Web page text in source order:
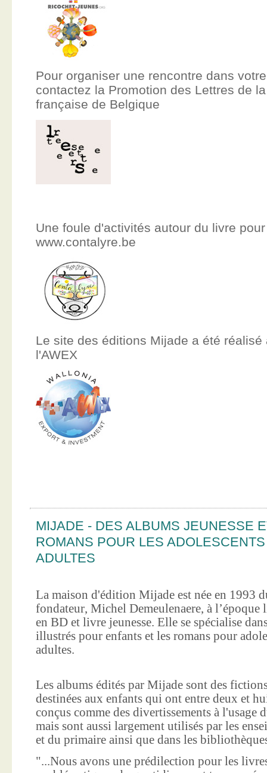
Pour organiser une rencontre dans
contactez la Promotion des Lettres de
française de Belgique
Une foule d'activités autour du livre
www.contalyre.be
Le site des éditions Mijade a été réalisé
l'AWEX
MIJADE - DES ALBUMS JEUNESSE
ROMANS POUR LES
ADULTES
La maison d'édition Mijade est née en 1993
fondateur, Michel Demeulenaere, à l’époque
en BD et livre jeunesse. Elle se spécialise
illustrés pour enfants et les romans pour
adultes.
Les albums édités par Mijade sont des
destinées aux enfants qui ont entre deux et
conçus comme des divertissements à
mais sont aussi largement utilisés par les
et du primaire ainsi que dans les
"...Nous avons une prédilection pour les